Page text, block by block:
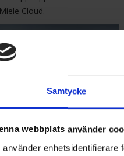
Samtycke
webbplats använder
använder enhetsidentifierare
Cloud.